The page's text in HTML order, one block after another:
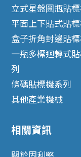
立式星盤圓瓶貼
平面上下貼式貼
盒子折角封邊貼
一瓶多標迴轉式
列
條碼貼標機系列
其他產業機械
相關資訊